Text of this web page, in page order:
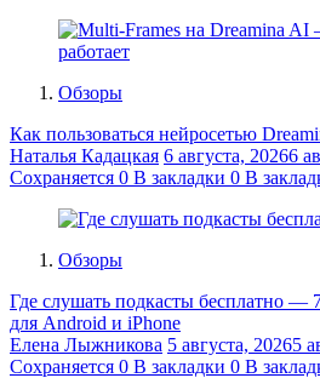
Обзоры
Как пользоваться нейросетью
Наталья Кадацкая 6 августа, 20266
Сохраняется 0 В закладки 0 В
Обзоры
Где слушать подкасты бесплатно
для Android и iPhone
Елена Лыжникова 5 августа, 20265
Сохраняется 0 В закладки 0 В